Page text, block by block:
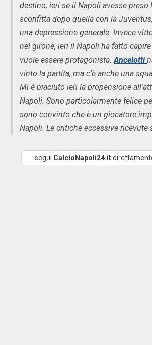
destino, ieri se il Napoli avesse preso
sconfitta dopo quella con la
una depressione generale. Invece
nel girone, ieri il Napoli ha fatto
vuole essere protagonista.Ancelotti
vinto la partita, ma c'è anche una
Mi è piaciuto ieri la propensione
Napoli. Sono particolarmente felice
sono convinto che è un giocatore
Napoli. Le critiche eccessive ricevute
segui CalcioNapoli24.it